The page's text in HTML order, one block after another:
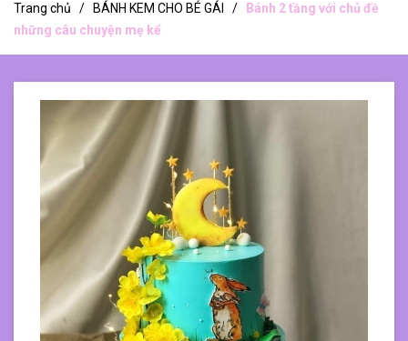
Trang chủ / BÁNH KEM CHO BÉ GÁI /
Bánh 2 tầng với chủ đề
những câu chuyện mẹ kể